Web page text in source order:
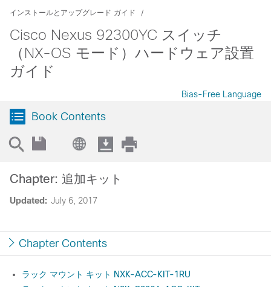
インストールとアップグレード ガイド
Cisco Nexus 92300YC スイッチ
（NX-OS モード）ハードウェア設置
ガイド
Bias-Free Language
Book Contents
Updated: July 6, 2017
Chapter: 追加キット
Chapter Contents
ラック マウント キット NXK-ACC-KIT-1RU